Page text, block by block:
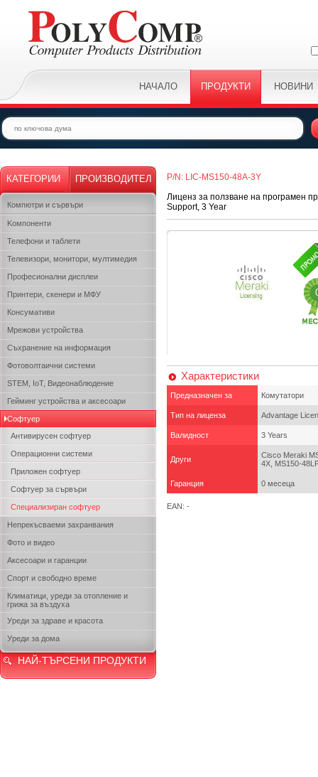
НАЧАЛО ПРОДУКТИ НОВИНИ
КАТЕГОРИИ ПРОИЗВОДИТЕЛ
Компютри и сървъри
Kомпоненти
Телефони и таблети
Телевизори, монитори, мултимедия
Професионални дисплеи
Принтери, скенери и МФУ
Консумативи
Мрежови устройства
Съхранение на информация
Фотоволтаични системи
STEM, IoT, Видеонаблюдение
Гейминг устройства и аксесоари
Софтуер
Антивирусен софтуер
Операционни системи
Приложен софтуер
Софтуер за сървъри
Специализиран софтуер
Непрекъсваеми захранвания
Фото и видео
Аксесоари и гаранции
Спорт и свободно време
Климатици, уреди за отопление и
грижа за въздуха
Уреди за здраве и красота
Уреди за дома
НАЙ-ТЪРСЕНИ ПРОДУКТИ
P/N: LIC-MS150-48A-3Y
Лиценз за ползване на програмен
Support, 3 Year
Характеристики
Предназначен за Комутатори
Тип на лиценза Advantage
Валидност 3 Years
Други
Cisco Meraki
4X, MS150-
Гаранция 0 месеца
EAN: -